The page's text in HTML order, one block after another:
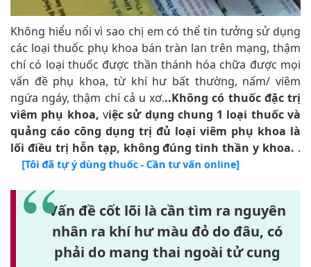
Không hiểu nổi vì sao chị em có thể tin tưởng sử dụng
các loại thuốc phụ khoa bán tràn lan trên mạng, thậm
chí có loại thuốc được thần thánh hóa chữa được mọi
vấn đề phụ khoa, từ khí hư bất thường, nấm/ viêm
ngứa ngáy, thậm chí cả u xơ...Không có thuốc đặc trị
viêm phụ khoa, việc sử dụng chung 1 loại thuốc và
quảng cáo công dụng trị đủ loại viêm phụ khoa là
lối điều trị hỗn tạp, không đúng tinh thần y khoa. .
[Tôi đã tự ý dùng thuốc - Cần tư vấn online]
Vấn đề cốt lõi là cần tìm ra nguyên
nhân ra khí hư màu đỏ do đâu, có
phải do mang thai ngoài tử cung